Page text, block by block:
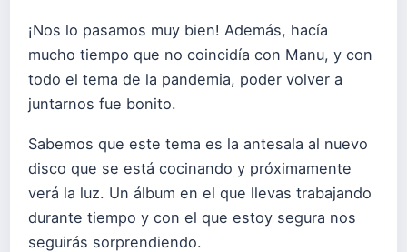
¡Nos lo pasamos muy bien! Además, hacía
mucho tiempo que no coincidía con Manu, y con
todo el tema de la pandemia, poder volver a
juntarnos fue bonito.
Sabemos que este tema es la antesala al nuevo
disco que se está cocinando y próximamente
verá la luz. Un álbum en el que llevas trabajando
durante tiempo y con el que estoy segura nos
seguirás sorprendiendo.